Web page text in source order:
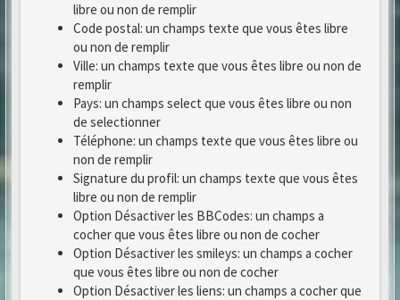
libre ou non de remplir
Code postal: un champs texte que vous êtes libre
ou non de remplir
Ville: un champs texte que vous êtes libre ou non de
remplir
Pays: un champs select que vous êtes libre ou non
de selectionner
Téléphone: un champs texte que vous êtes libre ou
non de remplir
Signature du profil: un champs texte que vous êtes
libre ou non de remplir
Option Désactiver les BBCodes: un champs a
cocher que vous êtes libre ou non de cocher
Option Désactiver les smileys: un champs a cocher
que vous êtes libre ou non de cocher
Option Désactiver les liens: un champs a cocher que